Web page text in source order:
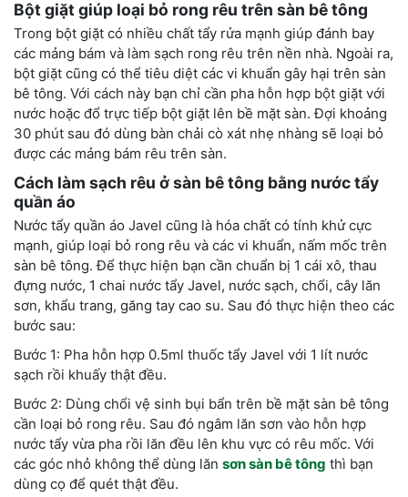
Bột giặt giúp loại bỏ rong rêu trên sàn bê tông
Trong bột giặt có nhiều chất tẩy rửa mạnh giúp đánh bay
các mảng bám và làm sạch rong rêu trên nền nhà. Ngoài ra,
bột giặt cũng có thể tiêu diệt các vi khuẩn gây hại trên sàn
bê tông. Với cách này bạn chỉ cần pha hỗn hợp bột giặt với
nước hoặc đổ trực tiếp bột giặt lên bề mặt sàn. Đợi khoảng
30 phút sau đó dùng bàn chải cò xát nhẹ nhàng sẽ loại bỏ
được các mảng bám rêu trên sàn.
Cách làm sạch rêu ở sàn bê tông bằng nước tẩy
quần áo
Nước tẩy quần áo Javel cũng là hóa chất có tính khử cực
mạnh, giúp loại bỏ rong rêu và các vi khuẩn, nấm mốc trên
sàn bê tông. Để thực hiện bạn cần chuẩn bị 1 cái xô, thau
đựng nước, 1 chai nước tẩy Javel, nước sạch, chổi, cây lăn
sơn, khẩu trang, găng tay cao su. Sau đó thực hiện theo các
bước sau:
Bước 1: Pha hỗn hợp 0.5ml thuốc tẩy Javel với 1 lít nước
sạch rồi khuấy thật đều.
Bước 2: Dùng chổi vệ sinh bụi bẩn trên bề mặt sàn bê tông
cần loại bỏ rong rêu. Sau đó ngâm lăn sơn vào hỗn hợp
nước tẩy vừa pha rồi lăn đều lên khu vực có rêu mốc. Với
các góc nhỏ không thể dùng lăn sơn sàn bê tông thì bạn
dùng cọ để quét thật đều.